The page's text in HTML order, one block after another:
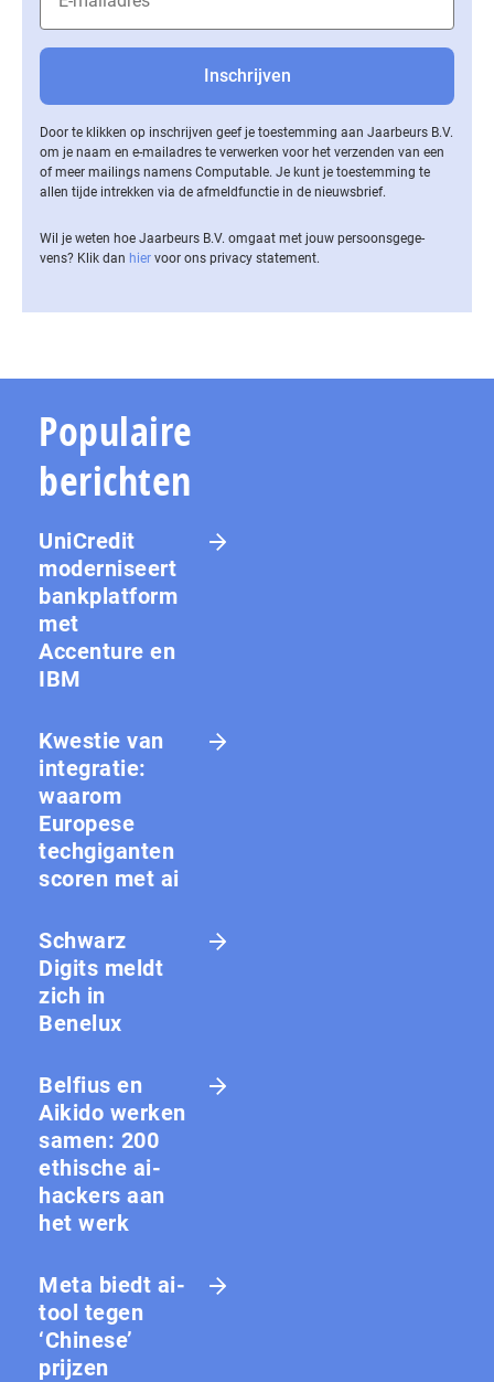
Door te klikken op inschrijven geef je toestemming aan Jaarbeurs B.V.
om je naam en e-mailadres te verwerken voor het verzenden van een
of meer mailings namens Computable. Je kunt je toestemming te
allen tijde intrekken via de af­meld­func­tie in de nieuwsbrief.
Wil je weten hoe Jaarbeurs B.V. omgaat met jouw per­soons­ge­ge­
vens? Klik dan hier voor ons privacy statement.
Populaire
berichten
UniCredit
moderniseert
bankplatform
met
Accenture en
IBM
Kwestie van
integratie:
waarom
Europese
techgiganten
scoren met ai
Schwarz
Digits meldt
zich in
Benelux
Belfius en
Aikido werken
samen: 200
ethische ai-
hackers aan
het werk
Meta biedt ai-
tool tegen
‘Chinese’
prijzen